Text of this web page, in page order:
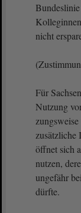
nicht
Für
Nutzung
zusätzliche
öffnet sich
nutzen,
ungefähr
dürfte.